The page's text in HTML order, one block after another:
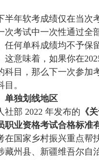
半年软考成绩仅在当次
次考试中一次性通过全
任何单科成绩均不予保
这意味着，如果你在
科目，那么下一次参加
。
单独划线地区
社部 2022 年发布的 《
职业资格考试合格标准
在国家乡村振兴重点帮
藏州县、新疆维吾尔自